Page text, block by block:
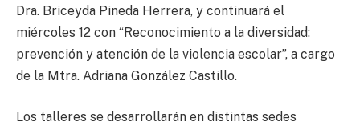
Dra. Briceyda Pineda Herrera, y continuará el
miércoles 12 con “Reconocimiento a la diversidad:
prevención y atención de la violencia escolar”, a cargo
de la Mtra. Adriana González Castillo.
Los talleres se desarrollarán en distintas sedes